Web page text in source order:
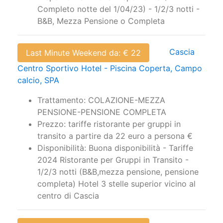
Completo notte del 1/04/23) - 1/2/3 notti -
B&B, Mezza Pensione o Completa
Last Minute Weekend da: € 22
Cascia
Centro Sportivo Hotel - Piscina Coperta, Campo
calcio, SPA
Trattamento: COLAZIONE-MEZZA
PENSIONE-PENSIONE COMPLETA
Prezzo: tariffe ristorante per gruppi in
transito a partire da 22 euro a persona €
Disponibilità: Buona disponibilità - Tariffe
2024 Ristorante per Gruppi in Transito -
1/2/3 notti (B&B,mezza pensione, pensione
completa) Hotel 3 stelle superior vicino al
centro di Cascia